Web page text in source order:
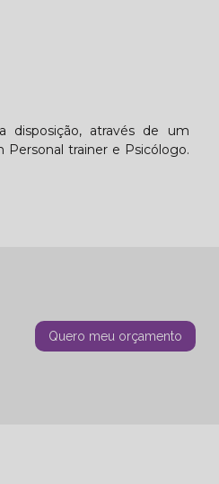
disposição, através de um
trainer e Psicólogo.
Quero meu orçamento